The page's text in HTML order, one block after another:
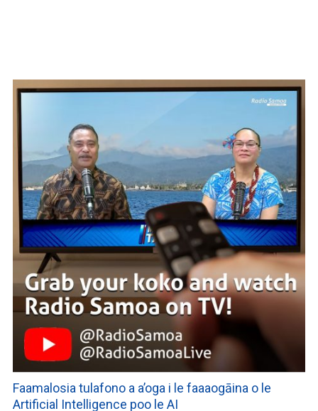
Faamalosia tulafono a a’oga i le faaaogāina o le
Artificial Intelligence poo le AI